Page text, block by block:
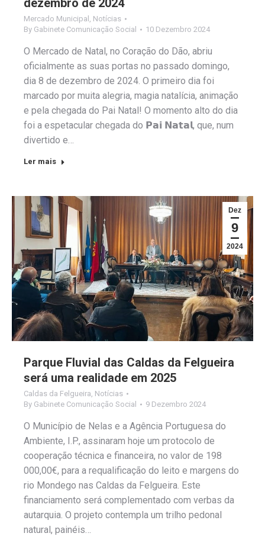
dezembro de 2024
Mercado Municipal , Notícias
By Gabinete Comunicação Social 10 Dezembro 2024
O Mercado de Natal, no Coração do Dão, abriu
oficialmente as suas portas no passado domingo,
dia 8 de dezembro de 2024. O primeiro dia foi
marcado por muita alegria, magia natalícia, animação
e pela chegada do Pai Natal! O momento alto do dia
foi a espetacular chegada do 𝗣𝗮𝗶 𝗡𝗮𝘁𝗮𝗹, que, num
divertido e…
Ler mais
Dez
9
2024
Parque Fluvial das Caldas da Felgueira
será uma realidade em 2025
Caldas da Felgueira, Notícias
By Gabinete Comunicação Social 9 Dezembro 2024
O Município de Nelas e a Agência Portuguesa do
Ambiente, I.P., assinaram hoje um protocolo de
cooperação técnica e financeira, no valor de 198
000,00€, para a requalificação do leito e margens do
rio Mondego nas Caldas da Felgueira. Este
financiamento será complementado com verbas da
autarquia. O projeto contempla um trilho pedonal
natural, painéis…